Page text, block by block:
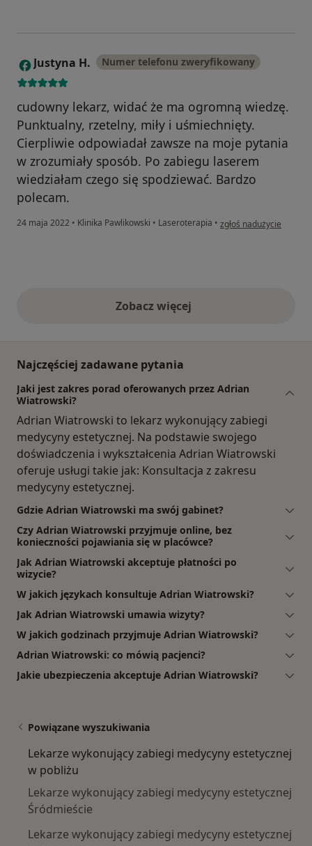
J Justyna H. Numer telefonu zweryfikowany
cudowny lekarz, widać że ma ogromną wiedzę.
Punktualny, rzetelny, miły i uśmiechnięty.
Cierpliwie odpowiadał zawsze na moje pytania
w zrozumiały sposób. Po zabiegu laserem
wiedziałam czego się spodziewać. Bardzo
polecam.
24 maja 2022 • Klinika Pawlikowski • Laseroterapia • w opinii użytkownika
zgłoś nadużycie
Zobacz więcejopinie powyżej
Najczęściej zadawane pytania
Jaki jest zakres porad oferowanych przez Adrian
Wiatrowski?
Adrian Wiatrowski to lekarz wykonujący zabiegi
medycyny estetycznej. Na podstawie swojego
doświadczenia i wykształcenia Adrian Wiatrowski
oferuje usługi takie jak: Konsultacja z zakresu
medycyny estetycznej.
Gdzie Adrian Wiatrowski ma swój gabinet?
Czy Adrian Wiatrowski przyjmuje online, bez
konieczności pojawiania się w placówce?
Jak Adrian Wiatrowski akceptuje płatności po
wizycie?
W jakich językach konsultuje Adrian Wiatrowski?
Jak Adrian Wiatrowski umawia wizyty?
W jakich godzinach przyjmuje Adrian Wiatrowski?
Adrian Wiatrowski: co mówią pacjenci?
Jakie ubezpieczenia akceptuje Adrian Wiatrowski?
Powiązane wyszukiwania
Lekarze wykonujący zabiegi medycyny estetycznej
w pobliżu
Lekarze wykonujący zabiegi medycyny estetycznej
Śródmieście
Lekarze wykonujący zabiegi medycyny estetycznej